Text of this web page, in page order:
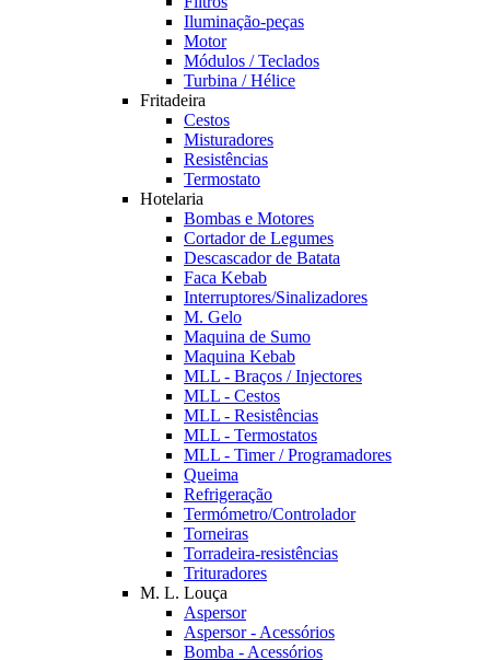
Iluminação-peças
Motor
Módulos / Teclados
Turbina / Hélice
Fritadeira
Cestos
Misturadores
Resistências
Termostato
Hotelaria
Bombas e Motores
Cortador de Legumes
Descascador de Batata
Faca Kebab
Interruptores/Sinalizadores
M. Gelo
Maquina de Sumo
Maquina Kebab
MLL - Braços / Injectores
MLL - Cestos
MLL - Resistências
MLL - Termostatos
MLL - Timer / Programadores
Queima
Refrigeração
Termómetro/Controlador
Torneiras
Torradeira-resistências
Trituradores
M. L. Louça
Aspersor
Aspersor - Acessórios
Bomba - Acessórios